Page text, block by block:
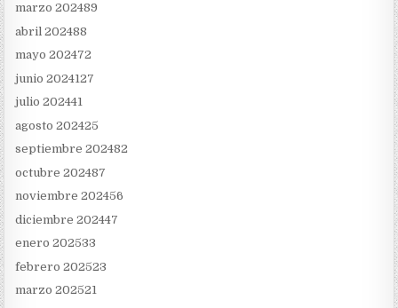
marzo 202489
abril 202488
mayo 202472
junio 2024127
julio 202441
agosto 202425
septiembre 202482
octubre 202487
noviembre 202456
diciembre 202447
enero 202533
febrero 202523
marzo 202521